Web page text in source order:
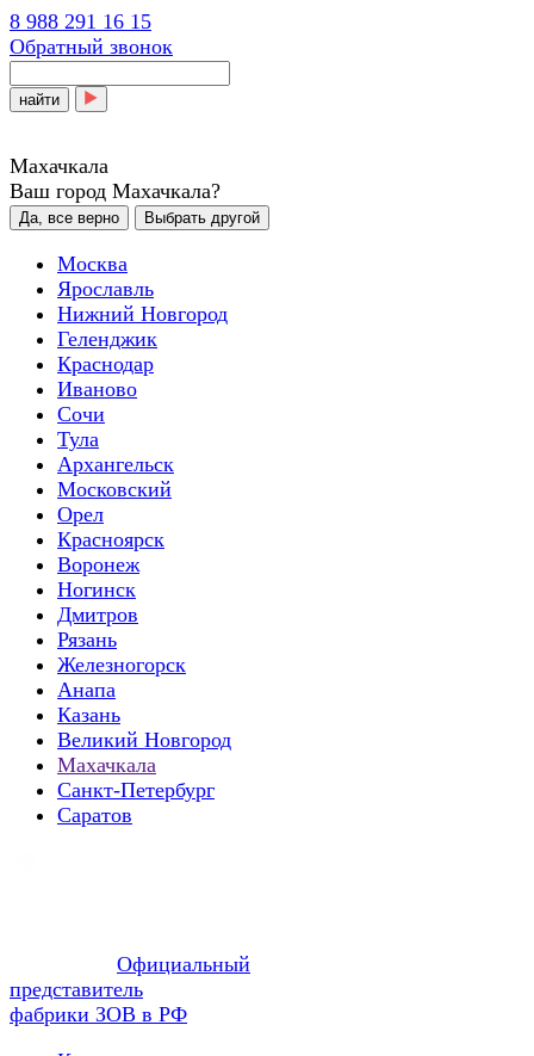
8 988 291 16 15
Обратный звонок
найти
Махачкала
Ваш город Махачкала?
Да, все верно Выбрать другой
Москва
Ярославль
Нижний Новгород
Геленджик
Краснодар
Иваново
Сочи
Тула
Архангельск
Московский
Орел
Красноярск
Воронеж
Ногинск
Дмитров
Рязань
Железногорск
Анапа
Казань
Великий Новгород
Махачкала
Санкт-Петербург
Саратов
Официальный
представитель
фабрики ЗОВ в РФ